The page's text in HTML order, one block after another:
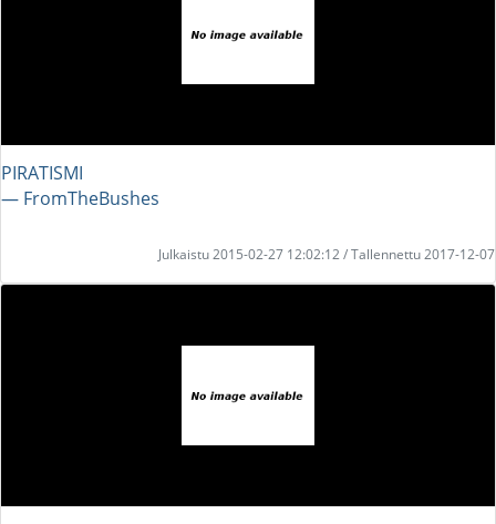
PIRATISMI
― FromTheBushes
Julkaistu 2015-02-27 12:02:12 / Tallennettu 2017-12-07